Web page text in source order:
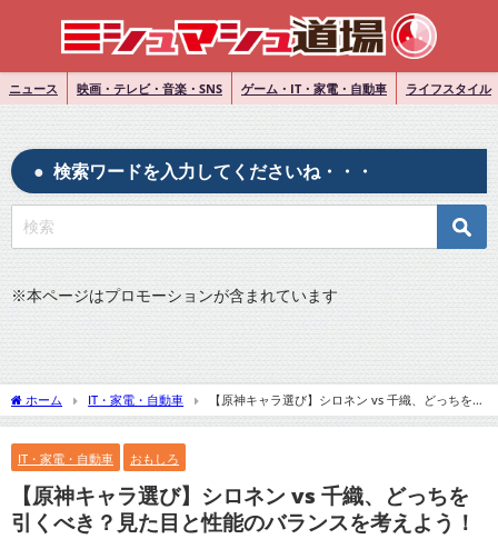
ニュース 映画・テレビ・音楽・SNS ゲーム・IT・家電・自動車 ライフスタイル
検索ワードを入力してくださいね・・・
※本ページはプロモーションが含まれています
ホーム IT・家電・自動車
【原神キャラ選び】シロネン vs 千織、どっちを引
くべき？見た目と性能のバランスを考えよう！
IT・家電・自動車 おもしろ
【原神キャラ選び】シロネン vs 千織、どっちを
引くべき？見た目と性能のバランスを考えよう！